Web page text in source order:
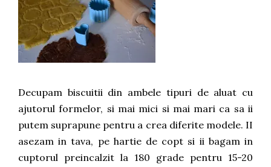
Decupam biscuitii din ambele tipuri de aluat cu
ajutorul formelor, si mai mici si mai mari ca sa ii
putem suprapune pentru a crea diferite modele. II
asezam in tava, pe hartie de copt si ii bagam in
cuptorul preincalzit la 180 grade pentru 15-20